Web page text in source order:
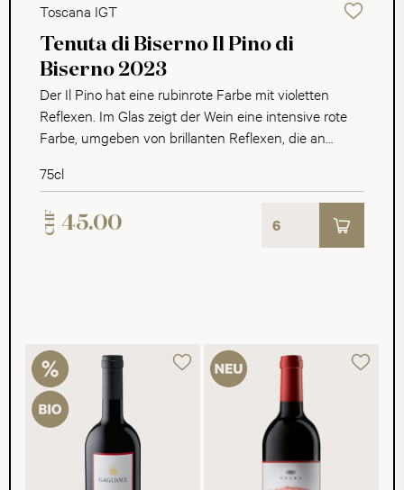
Toscana IGT
Tenuta di Biserno Il Pino di
Biserno 2023
Der Il Pino hat eine rubinrote Farbe mit violetten
Reflexen. Im Glas zeigt der Wein eine intensive rote
Farbe, umgeben von brillanten Reflexen, die an
Aromen von roten Beeren und Kirschen, begleitet von
mediterranen Macchia. Diese verschmelzen mit den
Röstnoten, die das Holz verleiht. Am Gaumen zuerst
75cl
CHF 45.00